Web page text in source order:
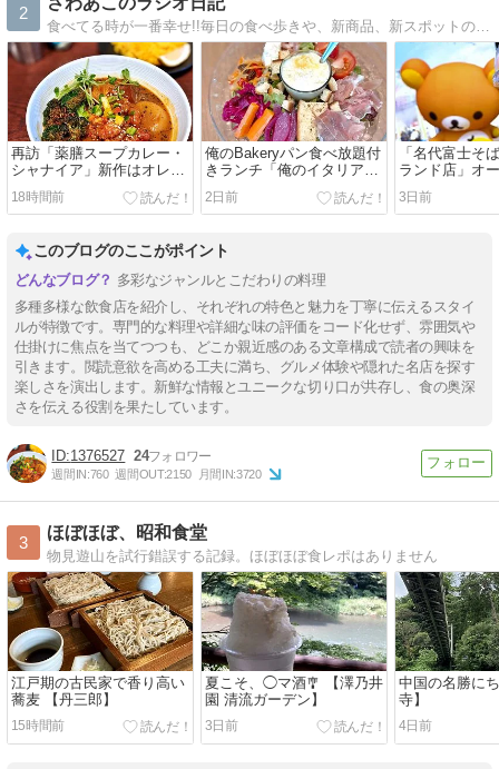
2
食べてる時が一番幸せ!!毎日の食べ歩きや、新商品、新スポットの美味しいものを写真満載で紹介します！
再訪「薬膳スープカレー・
シャナイア」新作はオレン
ジチキンと揚げブロ
18時間前
俺のBakeryパン食べ放題付
きランチ「俺のイタリアン
テラス」＠恵比寿
2日前
「名代富士そ
ランド店」オ
にしかないメ
3日前
このブログのここがポイント
多彩なジャンルとこだわりの料理
多種多様な飲食店を紹介し、それぞれの特色と魅力を丁寧に伝えるスタイ
ルが特徴です。専門的な料理や詳細な味の評価をコード化せず、雰囲気や
仕掛けに焦点を当てつつも、どこか親近感のある文章構成で読者の興味を
引きます。閲読意欲を高める工夫に満ち、グルメ体験や隠れた名店を探す
楽しさを演出します。新鮮な情報とユニークな切り口が共存し、食の奥深
さを伝える役割を果たしています。
1376527 24
週間IN:760 週間OUT:2150 月間IN:3720
3
ほぼほぼ、昭和食堂
物見遊山を試行錯誤する記録。ほぼほぼ食レポはありません
江戸期の古民家で香り高い
蕎麦 【丹三郎】
15時間前
夏こそ、◯マ酒🎐 【澤乃井
園 清流ガーデン】
3日前
中国の名勝に
寺】
4日前